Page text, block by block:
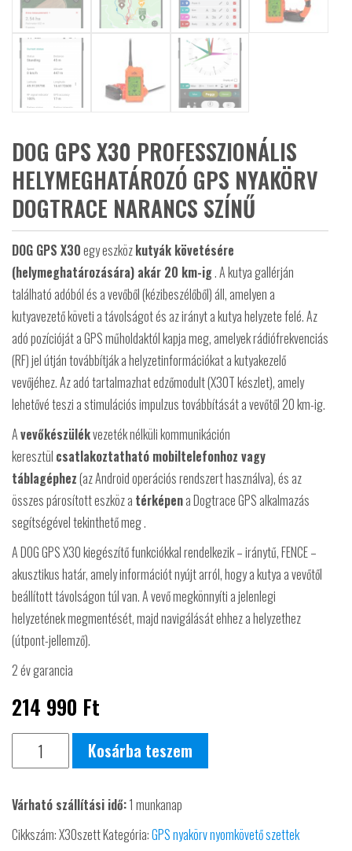
DOG GPS X30 PROFESSZIONÁLIS
HELYMEGHATÁROZÓ GPS NYAKÖRV
DOGTRACE NARANCS SZÍNŰ
DOG GPS X30egy eszközkutyák követésére
(helymeghatározására) akár 20 km-ig. A kutya gallérján
található adóból és a vevőből (kézibeszélőből) áll, amelyen a
kutyavezető követi a távolságot és az irányt a kutya helyzete felé. Az
adó pozícióját a GPS műholdaktól kapja meg, amelyek rádiófrekvenciás
(RF) jel útján továbbítják a helyzetinformációkat a kutyakezelő
vevőjéhez. Az adó tartalmazhat edzőmodult (X30T készlet), amely
lehetővé teszi a stimulációs impulzus továbbítását a vevőtől 20 km-ig.
Avevőkészülékvezeték nélküli kommunikáción
keresztül csatlakoztatható mobiltelefonhoz vagy
táblagéphez(az Android operációs rendszert használva), és az
összes párosított eszköz a térképena Dogtrace GPS alkalmazás
segítségével tekinthető meg .
A DOG GPS X30 kiegészítő funkciókkal rendelkezik – iránytű, FENCE –
akusztikus határ, amely információt nyújt arról, hogy a kutya a vevőtől
beállított távolságon túl van. A vevő megkönnyíti a jelenlegi
helyzetének megmentését, majd navigálását ehhez a helyzethez
(útpont-jellemző).
2 év garancia
214 990 Ft
GPS
Professzionális
helymeghatározó
Kosárba teszem
Várható szállítási idő:1 munkanap
Cikkszám:X30szettKategória:GPS nyakörv nyomkövető szettek